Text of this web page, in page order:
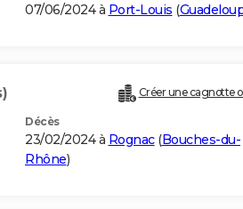
07/06/2024 à Port-Louis (
Créer une cagnotte
Décès
23/02/2024 à Rognac(Bouches-du-
Rhône)